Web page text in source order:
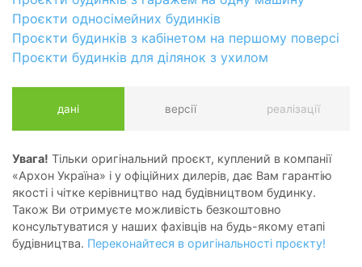
Проєкти односімейних будинків
Проєкти будинків з кабінетом на першому поверсі
Проєкти будинків для ділянок з ухилом
дані версії реалізації
Увага! Тільки оригінальний проєкт, куплений в компанії
«Архон Україна» і у офіційних дилерів, дає Вам гарантію
якості і чітке керівництво над будівництвом будинку.
Також Ви отримуєте можливість безкоштовно
консультуватися у наших фахівців на будь-якому етапі
будівництва. Переконайтеся в оригінальності проєкту!